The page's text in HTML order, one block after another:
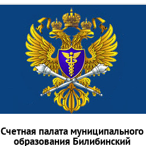
Счетная палата муниципального
образования Билибинский